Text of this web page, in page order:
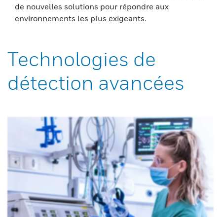
de nouvelles solutions pour répondre aux
environnements les plus exigeants.
Technologies de
détection avancées